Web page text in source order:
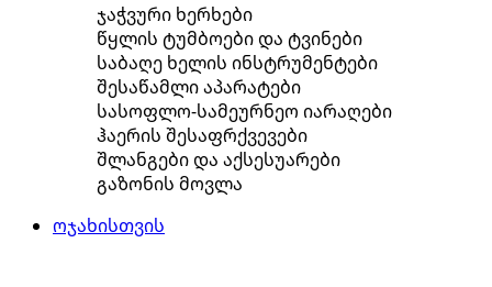
ჯაჭვური ხერხები
წყლის ტუმბოები და ტვინები
საბაღე ხელის ინსტრუმენტები
შესაწამლი აპარატები
სასოფლო-სამეურნეო იარაღები
ჰაერის შესაფრქვევები
შლანგები და აქსესუარები
გაზონის მოვლა
ოჯახისთვის